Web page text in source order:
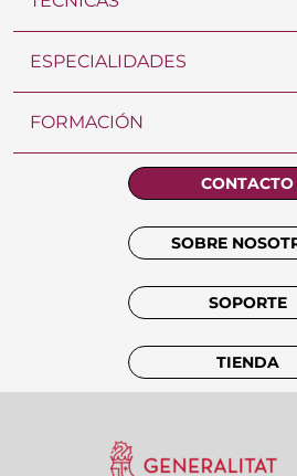
ESPECIALIDADES
FORMACIÓN
CONTACTO
SOBRE
SOPORTE
TIENDA